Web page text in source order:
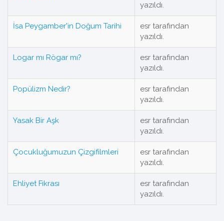
yazıldı.
İsa Peygamber'in Doğum Tarihi
esr tarafından
yazıldı.
Logar mı Rögar mı?
esr tarafından
yazıldı.
Popülizm Nedir?
esr tarafından
yazıldı.
Yasak Bir Aşk
esr tarafından
yazıldı.
Çocukluğumuzun Çizgifilmleri
esr tarafından
yazıldı.
Ehliyet Fıkrası
esr tarafından
yazıldı.